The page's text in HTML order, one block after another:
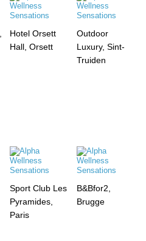
Hotel Orsett
Hall, Orsett
Outdoor
Luxury, Sint-
Truiden
Sport Club Les
Pyramides,
Paris
B&Bfor2,
Brugge